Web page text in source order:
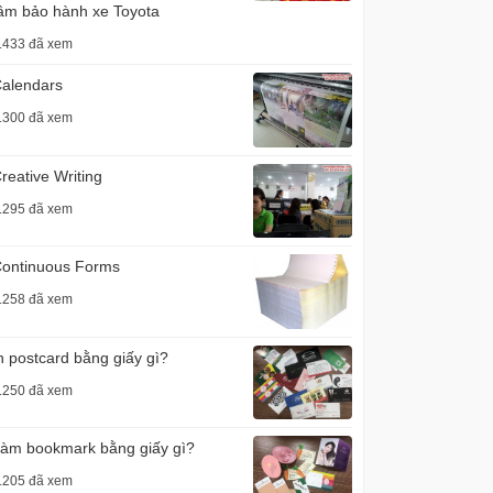
bảo hành xe Toyota
đã xem
đã xem
Writing
đã xem
Forms
đã xem
postcard bằng giấy gì?
đã xem
bookmark bằng giấy gì?
đã xem